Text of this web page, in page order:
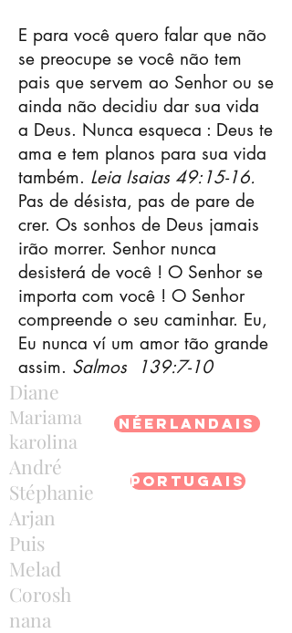
E para você quero falar que não
se preocupe se você não tem
pais que servem ao Senhor ou se
ainda não decidiu dar sua vida
a Deus. Nunca esqueca : Deus te
ama e tem planos para sua vida
também. Leia Isaias 49:15-16.
Pas de désista, pas de pare de
crer. Os sonhos de Deus jamais
irão morrer. Senhor nunca
desisterá de você ! O Senhor se
importa com você ! O Senhor
compreende o seu caminhar. Eu,
Eu nunca ví um amor tão grande
assim. Salmos 139:7-10
Diane
Mariama
karolina
Néerlandais
André
Stéphanie
Arjan
Portugais
Puis
Melad
Corosh
nana